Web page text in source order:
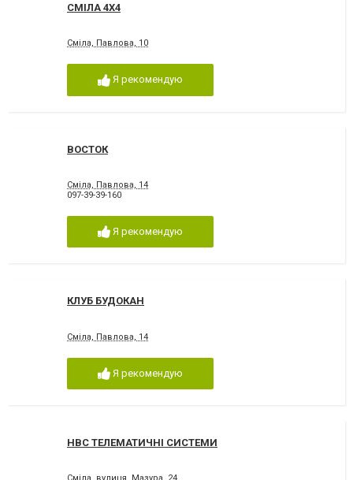
СМІЛА 4Х4
Сміла, Павлова, 10
Я рекомендую
ВОСТОК
Сміла, Павлова, 14
097-39-39-160
Я рекомендую
КЛУБ БУДОКАН
Сміла, Павлова, 14
Я рекомендую
НВС ТЕЛЕМАТИЧНІ СИСТЕМИ